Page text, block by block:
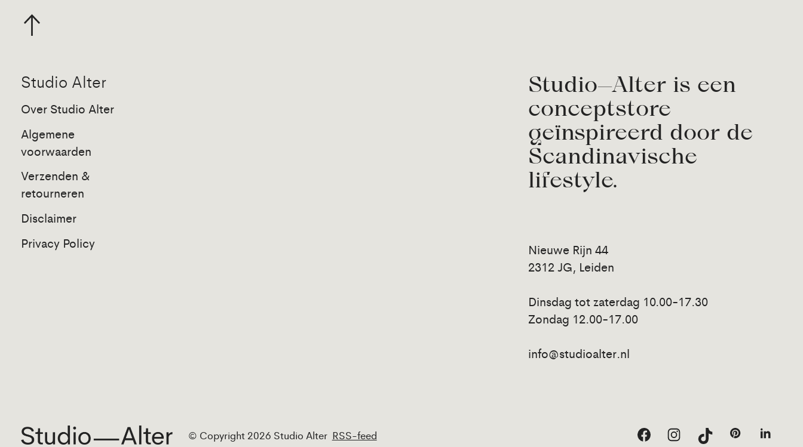
Studio Alter
Over Studio Alter
Algemene
voorwaarden
Verzenden &
retourneren
Disclaimer
Privacy Policy
Studio—Alter is een
conceptstore
geïnspireerd door de
Scandinavische
lifestyle.
Nieuwe Rijn 44
2312 JG, Leiden
Dinsdag tot zaterdag 10.00-17.30
Zondag 12.00-17.00
info@studioalter.nl
© Copyright 2026 Studio Alter RSS-feed